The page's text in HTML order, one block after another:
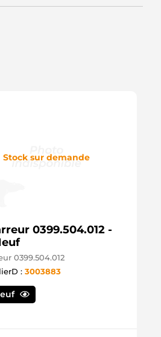
Stock sur demande
0399.504.012 -
0399.504.012
: 3003883